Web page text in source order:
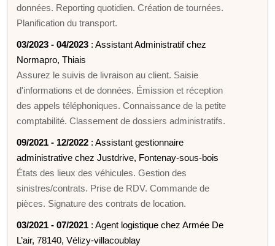
données. Reporting quotidien. Création de tournées.
Planification du transport.
03/2023 - 04/2023 : Assistant Administratif chez
Normapro, Thiais
Assurez le suivis de livraison au client. Saisie
d'informations et de données. Émission et réception
des appels téléphoniques. Connaissance de la petite
comptabilité. Classement de dossiers administratifs.
09/2021 - 12/2022 : Assistant gestionnaire
administrative chez Justdrive, Fontenay-sous-bois
États des lieux des véhicules. Gestion des
sinistres/contrats. Prise de RDV. Commande de
pièces. Signature des contrats de location.
03/2021 - 07/2021 : Agent logistique chez Armée De
L’air, 78140, Vélizy-villacoublay